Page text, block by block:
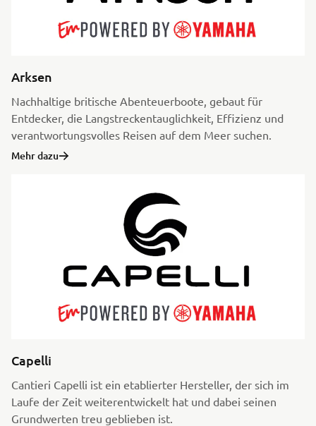
Arksen
Nachhaltige britische Abenteuerboote, gebaut für
Entdecker, die Langstreckentauglichkeit, Effizienz und
verantwortungsvolles Reisen auf dem Meer suchen.
Mehr dazu
Capelli
Cantieri Capelli ist ein etablierter Hersteller, der sich im
Laufe der Zeit weiterentwickelt hat und dabei seinen
Grundwerten treu geblieben ist.